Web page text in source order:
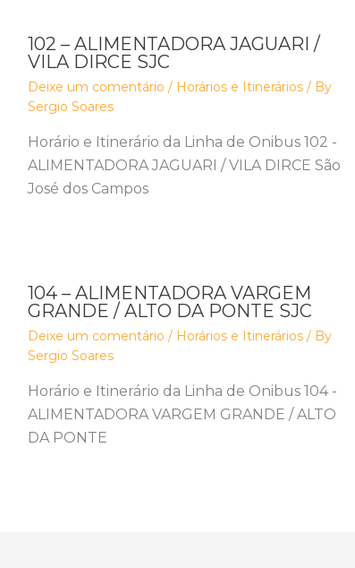
102 – ALIMENTADORA JAGUARI /
VILA DIRCE SJC
Deixe um comentário / Horários e Itinerários / By
Sergio Soares
Horário e Itinerário da Linha de Onibus 102 -
ALIMENTADORA JAGUARI / VILA DIRCE São
José dos Campos
104 – ALIMENTADORA VARGEM
GRANDE / ALTO DA PONTE SJC
Deixe um comentário / Horários e Itinerários / By
Sergio Soares
Horário e Itinerário da Linha de Onibus 104 -
ALIMENTADORA VARGEM GRANDE / ALTO
DA PONTE